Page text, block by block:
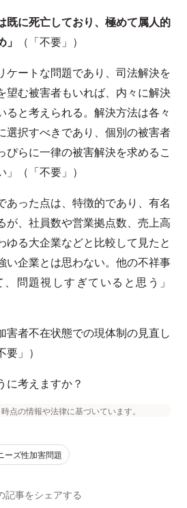
既に死亡しており、極めて属人的
（「不要」）
ケートな問題であり、司法解決を
望む被害者もいれば、内々に解決
ると考えられる。解決方法は各々
選択すべきであり、個別の被害者
ぴらに一律の被害解決を求めるこ
（「不要」）
あった点は、特徴的であり、有名
が、社員数や営業拠点数、売上高
ゆる大企業などと比較して見たと
い企業とは思わない。他の不祥事
問題視しすぎていると思う」
害者不在状態での現体制の見直し
」）
に考えますか？
点の情報や法律に基づいています。
ーズ性加害問題
記事をシェアする